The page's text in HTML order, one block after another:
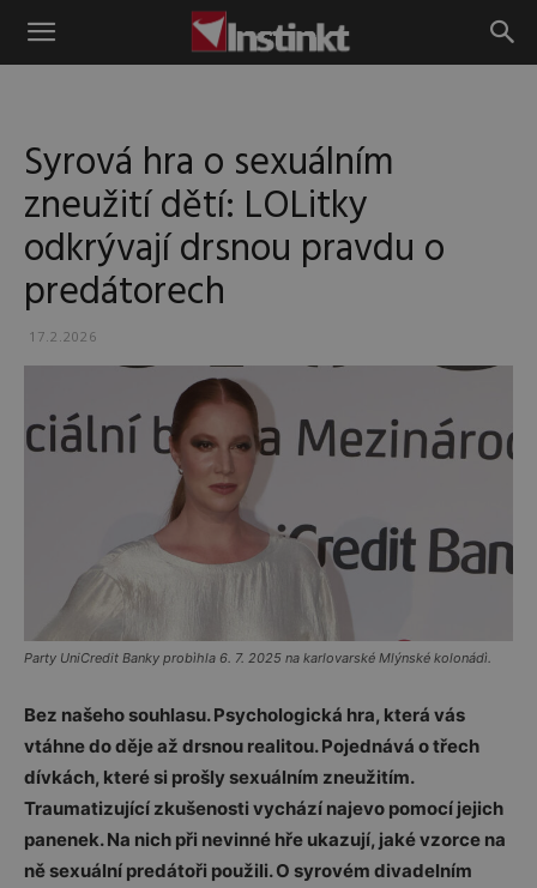
Instinkt
Syrová hra o sexuálním
zneužití dětí: LOLitky
odkrývají drsnou pravdu o
predátorech
17.2.2026
Party UniCredit Banky probìhla 6. 7. 2025 na karlovarské Mlýnské kolonádì.
Bez našeho souhlasu. Psychologická hra, která vás
vtáhne do děje až drsnou realitou. Pojednává o třech
dívkách, které si prošly sexuálním zneužitím.
Traumatizující zkušenosti vychází najevo pomocí jejich
panenek. Na nich při nevinné hře ukazují, jaké vzorce na
ně sexuální predátoři použili. O syrovém divadelním